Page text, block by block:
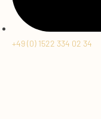
+49 (0) 1522 334 02 34